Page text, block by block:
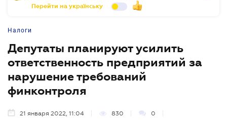
Перейти на українську
Налоги
Депутаты планируют усилить
ответственность предприятий за
нарушение требований
финконтроля
21 января 2022, 11:04 830 0